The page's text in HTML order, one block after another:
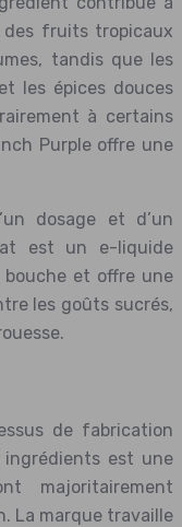
des fruits tropicaux
tandis que les
les épices douces
à certains
Purple offre une
dosage et d’un
est un e-liquide
et offre une
les goûts sucrés,
de fabrication
est une
majoritairement
La marque travaille